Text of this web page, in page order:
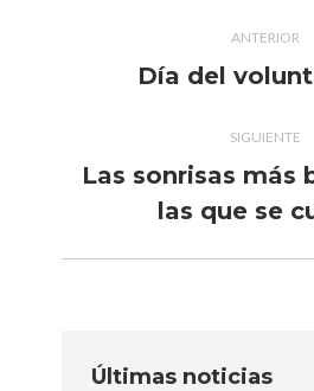
entre
ANTERIOR
Día del
SIGUIENTE
Las sonrisas más
las que se
Últimas noticias